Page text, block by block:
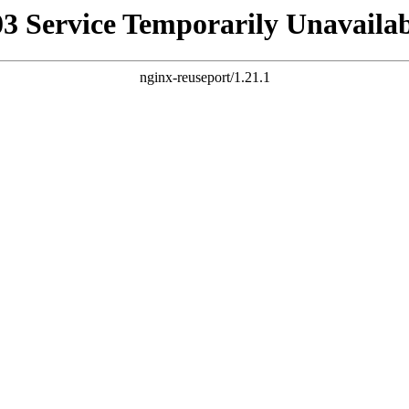
Service Temporarily
nginx-reuseport/1.21.1